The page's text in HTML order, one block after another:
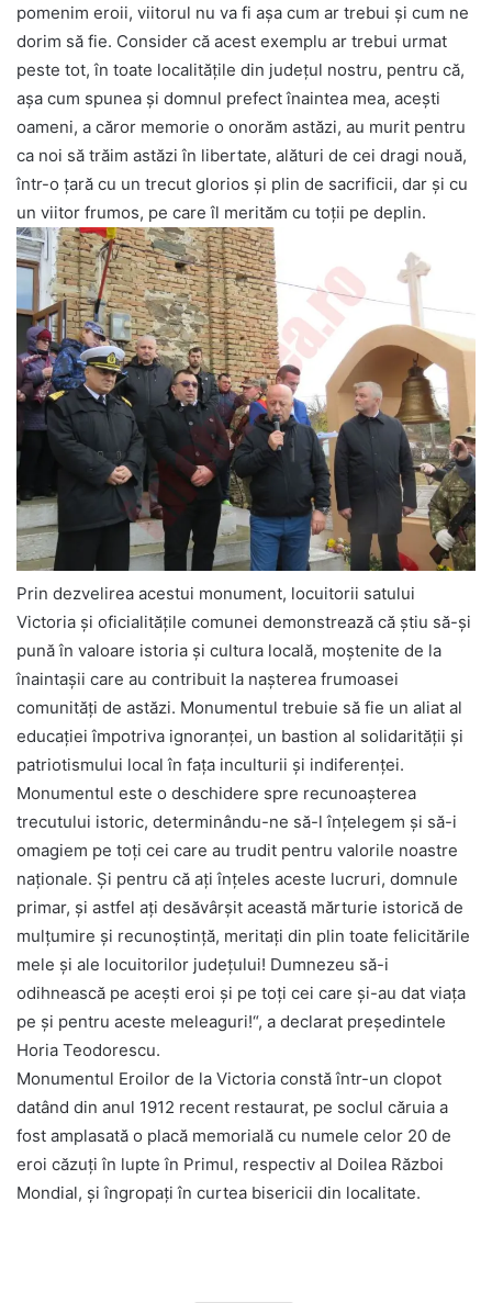
pomenim eroii, viitorul nu va fi așa cum ar trebui și cum ne
dorim să fie. Consider că acest exemplu ar trebui urmat
peste tot, în toate localitățile din județul nostru, pentru că,
așa cum spunea și domnul prefect înaintea mea, acești
oameni, a căror memorie o onorăm astăzi, au murit pentru
ca noi să trăim astăzi în libertate, alături de cei dragi nouă,
într-o țară cu un trecut glorios și plin de sacrificii, dar și cu
un viitor frumos, pe care îl merităm cu toții pe deplin.
Prin dezvelirea acestui monument, locuitorii satului
Victoria și oficialitățile comunei demonstrează că știu să-și
pună în valoare istoria și cultura locală, moștenite de la
înaintașii care au contribuit la nașterea frumoasei
comunități de astăzi. Monumentul trebuie să fie un aliat al
educației împotriva ignoranței, un bastion al solidarității și
patriotismului local în fața inculturii și indiferenței.
Monumentul este o deschidere spre recunoașterea
trecutului istoric, determinându-ne să-l înțelegem și să-i
omagiem pe toți cei care au trudit pentru valorile noastre
naționale. Și pentru că ați înțeles aceste lucruri, domnule
primar, și astfel ați desăvârșit această mărturie istorică de
mulțumire și recunoștință, meritați din plin toate felicitările
mele și ale locuitorilor județului! Dumnezeu să-i
odihnească pe acești eroi și pe toți cei care și-au dat viața
pe și pentru aceste meleaguri!“, a declarat președintele
Horia Teodorescu.
Monumentul Eroilor de la Victoria constă într-un clopot
datând din anul 1912 recent restaurat, pe soclul căruia a
fost amplasată o placă memorială cu numele celor 20 de
eroi căzuți în lupte în Primul, respectiv al Doilea Război
Mondial, și îngropați în curtea bisericii din localitate.